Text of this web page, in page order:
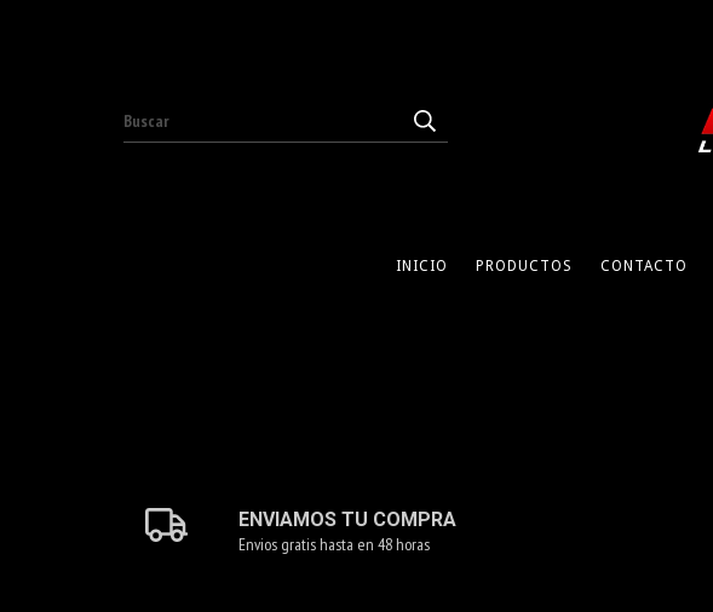
INICIO PRODUCTOS CONTACTO
ENVIAMOS TU COMPRA
Envios gratis hasta en 48 horas